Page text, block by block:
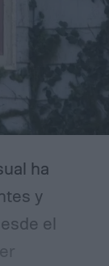
ha
y
el